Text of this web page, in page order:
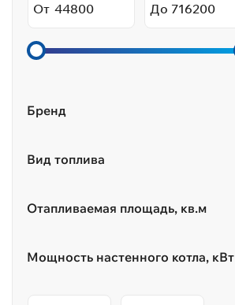
От До
Бренд
Вид топлива
Отапливаемая площадь, кв.м
Мощность настенного котла, кВт